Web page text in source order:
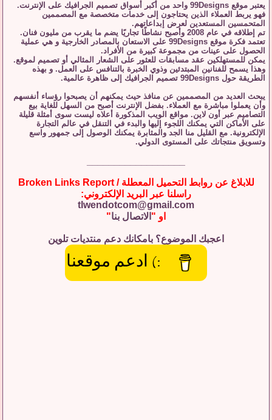
يعتبر موقع 99Designs واحد من أكبر أسواق تصميم الجرافيك على الإنترنت.
فهو يربط العملاء الذين يحتاجون إلى خدمات متخصصة مع المصممين
المتحمسين المستعدين لعرض إبداعاتهم.
تم إطلاقه في عام 2008 وأصبح نشاطًا تجاريًا يضم ما يقرب من مليون فنان.
تعتمد فكرة موقع 99Designs على الاستعان بالمصادر الخارجية و هي عملية
الحصول على عينات من مجموعة كبيرة من الأفراد.
يمكن للمستهلكين عقد مسابقات للعثور على الشعار المثالي أو تصميم لموقع.
وهذا يسمح للفنانين المبتدئين وذوي الخبرة بالتنافس على العمل. و بهذه
الطريقة حول 99Designs تصميم الجرافيك إلى ظاهرة عالمية.
يبحث العديد من المصممين عن منافذ حيث يمكنهم أن يصبحوا رؤساء أنفسهم
وأن يعملوا مباشرة مع العملاء. بفضل الإنترنت أصبح من السهل للغاية بيع
التصاميم عبر أون لاين. مواقع الويب المذكورة أعلاه ليست سوى أمثلة قليلة
على الأماكن التي يمكنك اللجوء إليها والبدء في التنقل في عالم التجارة
الإلكترونية. مع القليل منا الجد والمثابرة يمكنك الوصول إلى جمهور واسع
وتسويق منتجاتك على المستوى الدولي.
للابلاغ عن روابط التحميل المعطلة / Broken Links Report
راسلنا عبر البريد الإلكتروني:
tlwendotcom@gmail.com
او " الاتصال بنا"
اعجبك الموضوع؟ بامكانك دعم منتديات تلوين
:) ادعم موقعنا